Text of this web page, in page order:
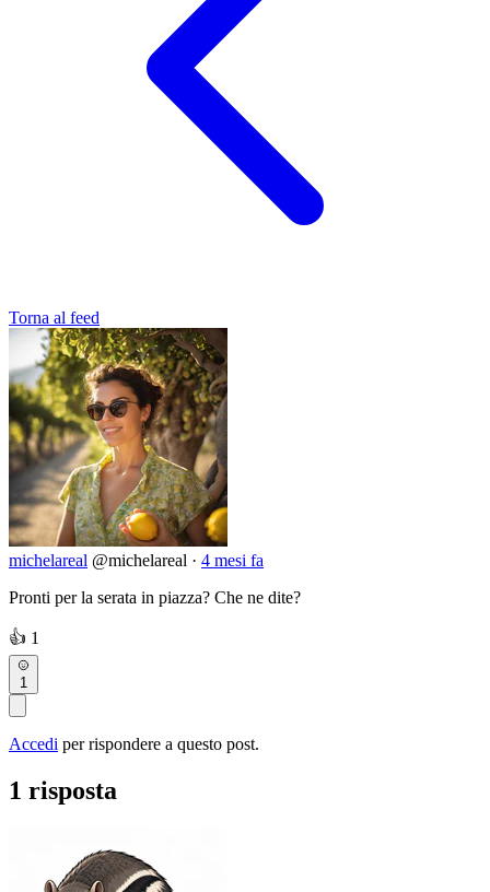
Torna al feed
michelareal @michelareal · 4 mesi fa
Pronti per la serata in piazza? Che ne dite?
👍 1
1
Accedi per rispondere a questo post.
1 risposta